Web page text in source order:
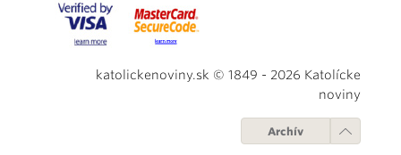
katolickenoviny.sk © 1849 - 2026 Katolícke
noviny
Archív